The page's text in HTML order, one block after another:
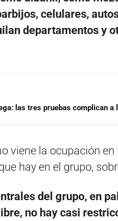
celulares,
departamentos y
las tres pruebas complican a
viene la ocupación
hay en el grupo,
del grupo, en
no hay casi